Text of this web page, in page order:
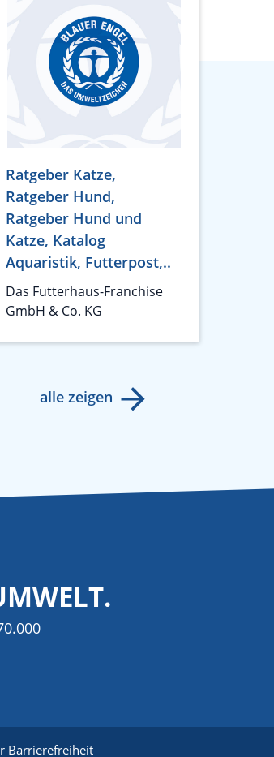
Ratgeber Katze,
Ratgeber Hund,
Ratgeber Hund und
Katze, Katalog
Aquaristik, Futterpost,..
Das Futterhaus-Franchise
GmbH & Co. KG
alle zeigen
Barrierefreiheit